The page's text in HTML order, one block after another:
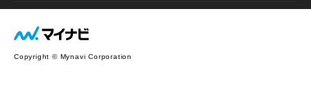
Copyright © Mynavi Corporation